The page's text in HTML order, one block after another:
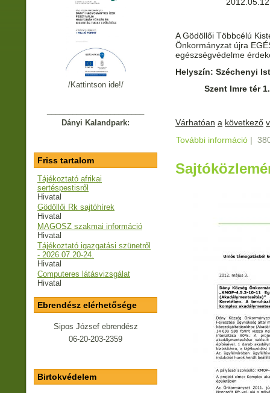
/Kattintson ide!/
Dányi Kalandpark:
Friss tartalom
Tájékoztató afrikai
sertéspestisről
Hivatal
Gödöllői Rk sajtóhírek
Hivatal
MAGOSZ szakmai információ
Hivatal
Tájékoztató igazgatási szünetről
- 2026.07.20-24.
Hivatal
Computeres látásvizsgálat
Hivatal
Ebrendész elérhetősége
Sipos József ebrendész
06-20-203-2359
Birtokvédelem
A Gödöllői Többcélú
Önkormányzat újra
egészségvédelme
Helyszín: Széchenyi
Szent Imre tér 1.
Várhatóan a következő
További információ |